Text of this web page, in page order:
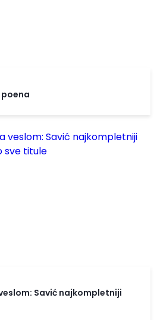
Savić najkompletniji